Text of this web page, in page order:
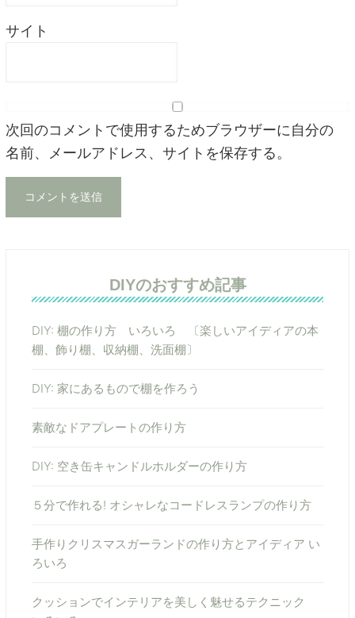
サイト
次回のコメントで使用するためブラウザーに自分の
名前、メールアドレス、サイトを保存する。
DIYのおすすめ記事
DIY: 棚の作り方 いろいろ 〔楽しいアイディアの本
棚、飾り棚、収納棚、洗面棚〕
DIY: 家にあるもので棚を作ろう
素敵なドアプレートの作り方
DIY: 空き缶キャンドルホルダーの作り方
５分で作れる! オシャレなコードレスランプの作り方
手作りクリスマスガーランドの作り方とアイディア い
ろいろ
クッションでインテリアを美しく魅せるテクニック